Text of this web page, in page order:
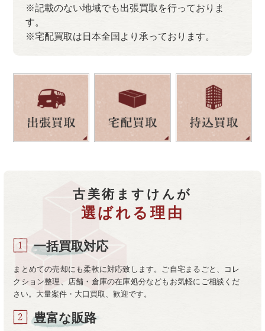
※記載のない地域でも出張買取を行っておりま
す。
※宅配買取は日本全国より承っております。
古美術ますけんが
選ばれる理由
一括買取対応
まとめての売却にも柔軟に対応致します。ご自宅まるごと、コレ
クション整理、店舗・倉庫の在庫処分などもお気軽にご相談くだ
さい。大量案件・大口買取、歓迎です。
豊富な販路